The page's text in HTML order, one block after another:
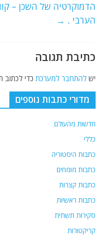
הדמוקרטיה של השכן –
הערבי . →
כתיבת תגובה
ישלהתחבר למערכת כדי לכתוב
מדורי כתבות נוספים
חדשות מהעולם
כללי
כתבות היסטוריה
כתבות מומחים
כתבות קצרות
כתבות ראשיות
סקירות תשתית
קריקטורות